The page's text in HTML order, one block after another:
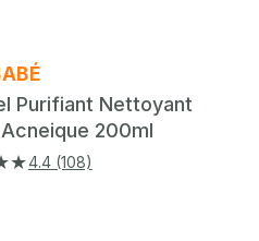
Purifiant Nettoyant
200ml
4.4 (108)